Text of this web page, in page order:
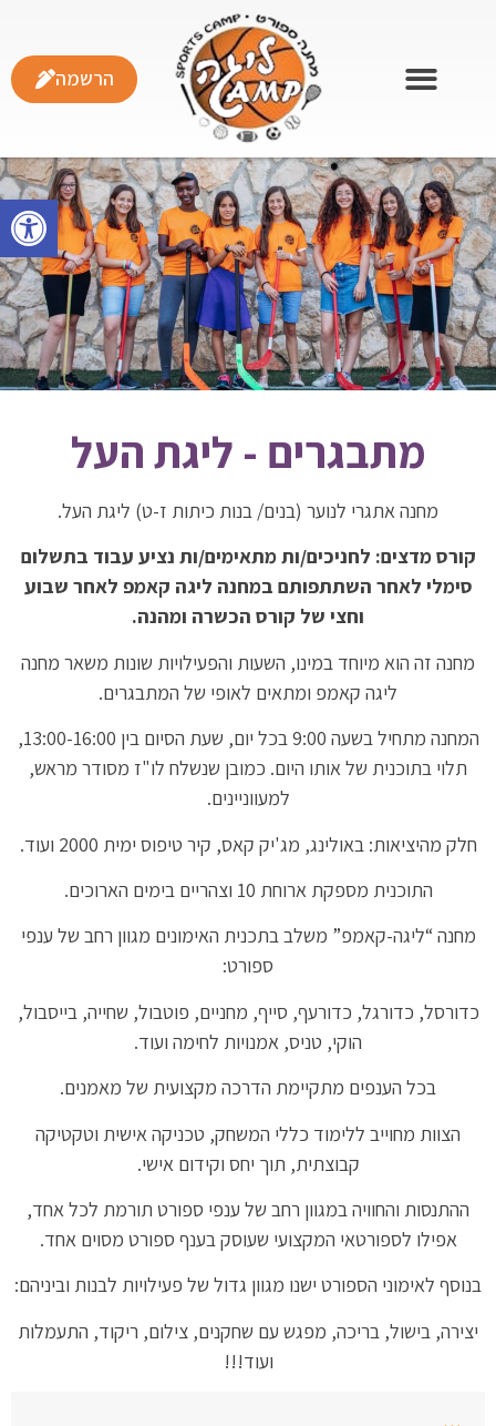
הרשמה
מתבגרים - ליגת העל
מחנה אתגרי לנוער (בנים/ בנות כיתות ז-ט) ליגת העל.
קורס מדצים: לחניכים/ות מתאימים/ות נציע עבוד בתשלום
סימלי לאחר השתתפותם במחנה ליגה קאמפ לאחר שבוע
וחצי של קורס הכשרה ומהנה.
מחנה זה הוא מיוחד במינו, השעות והפעילויות שונות משאר מחנה
ליגה קאמפ ומתאים לאופי של המתבגרים.
המחנה מתחיל בשעה 9:00 בכל יום, שעת הסיום בין 13:00-16:00,
תלוי בתוכנית של אותו היום. כמובן שנשלח לו"ז מסודר מראש,
למעווניינים.
חלק מהיציאות: באולינג, מג'יק קאס, קיר טיפוס ימית 2000 ועוד.
התוכנית מספקת ארוחת 10 וצהריים בימים הארוכים.
מחנה “ליגה-קאמפ” משלב בתכנית האימונים מגוון רחב של ענפי
ספורט:
כדורסל, כדורגל, כדורעף, סייף, מחניים, פוטבול, שחייה, בייסבול,
הוקי, טניס, אמנויות לחימה ועוד.
בכל הענפים מתקיימת הדרכה מקצועית של מאמנים.
הצוות מחוייב ללימוד כללי המשחק, טכניקה אישית וטקטיקה
קבוצתית, תוך יחס וקידום אישי.
ההתנסות והחוויה במגוון רחב של ענפי ספורט תורמת לכל אחד,
אפילו לספורטאי המקצועי שעוסק בענף ספורט מסוים אחד.
בנוסף לאימוני הספורט ישנו מגוון גדול של פעילויות לבנות וביניהם:
יצירה, בישול, בריכה, מפגש עם שחקנים, צילום, ריקוד, התעמלות
ועוד!!!